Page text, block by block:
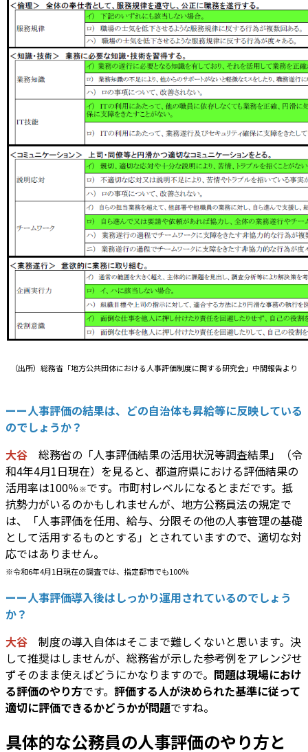
（出所）総務省「地方公共団体における人事評価制度に関する研究会」中間報告より
ーー人事評価の結果は、どの自治体も昇給等に反映している
のでしょうか？
大谷 総務省の「人事評価結果の活用状況等調査結果」（令
和4年4月1日現在）を見ると、都道府県における評価結果の
活用率は100％※です。市町村レベルになるとまだです。抵
抗勢力がいるのかもしれませんが、地方公務員法の規定で
は、「人事評価を任用、給与、分限その他の人事管理の基礎
として活用するものとする」とされていますので、適切な対
応ではありません。
※令和6年4月1日現在の調査では、指定都市でも100％
ーー人事評価導入後はしっかり運用されているのでしょう
か？
大谷 制度の導入自体はそこまで難しくないと思います。決
して推奨はしませんが、総務省が示した参考例をアレンジせ
ずそのまま使えばどうにかなりますので。 問題は現場におけ
る評価のやり方です。 評価する人が決められた基準に従って
適切に評価できるかどうかが問題ですね。
具体的な公務員の人事評価のやり方と